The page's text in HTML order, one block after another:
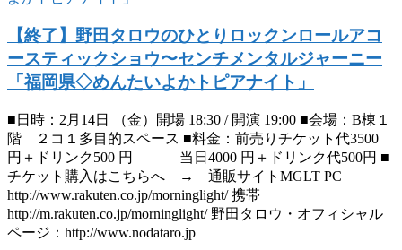
【終了】野田タロウのひとりロックンロールアコ
ースティックショウ〜センチメンタルジャーニー
「福岡県◇めんたいよかトピアナイト」
■日時：2月14日 （金）開場 18:30 / 開演 19:00 ■会場：B棟１
階 ２コ１多目的スペース ■料金：前売りチケット代3500
円＋ドリンク500 円 当日4000 円＋ドリンク代500円 ■
チケット購入はこちらへ → 通販サイトMGLT PC
http://www.rakuten.co.jp/morninglight/ 携帯
http://m.rakuten.co.jp/morninglight/ 野田タロウ・オフィシャル
ページ：http://www.nodataro.jp